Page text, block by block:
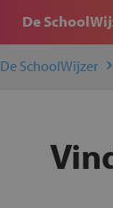
De
De SchoolWijzer